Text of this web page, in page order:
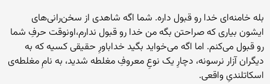
بله خامنه‌ای خدا رو قبول داره. شما اگه شاهدی از سخن‌رانی‌های
ایشون بیاری که صراحتن بگه من خدا رو قبول ندارم،‌اونوقت حرفِ شما
رو قبول می‌کنم. اما اگه می‌خواید بگید خداباورِ حقیقی کسیه که به
دیگران آزار نرسونه، دچارِ یک نوعِ معروفِ مغلطه شدید، به نامِ مغلطه‌ی
اسکاتلندیِ واقعی.